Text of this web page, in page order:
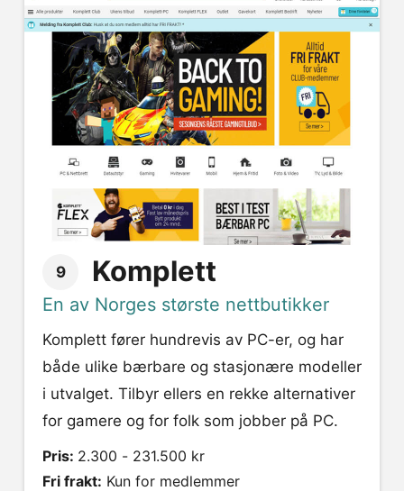
9 Komplett
En av Norges største nettbutikker
Komplett fører hundrevis av PC-er, og har
både ulike bærbare og stasjonære modeller
i utvalget. Tilbyr ellers en rekke alternativer
for gamere og for folk som jobber på PC.
Pris: 2.300 - 231.500 kr
Fri frakt: Kun for medlemmer